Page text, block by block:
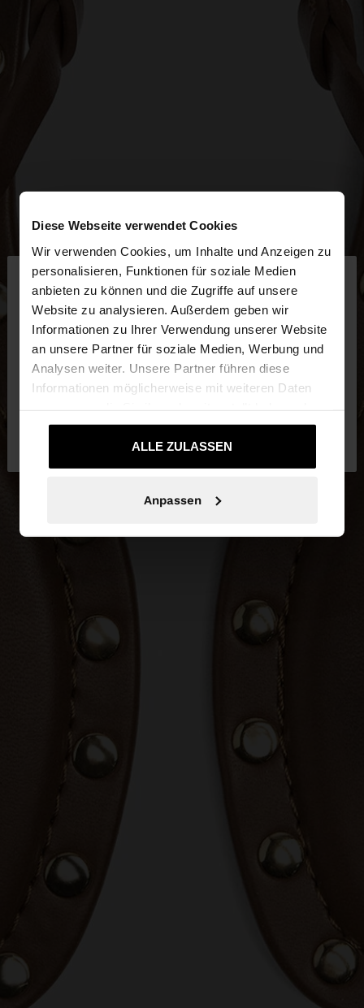
Diese Webseite verwendet Cookies
Wir verwenden Cookies, um Inhalte und Anzeigen zu
personalisieren, Funktionen für soziale Medien
anbieten zu können und die Zugriffe auf unsere
Website zu analysieren. Außerdem geben wir
Informationen zu Ihrer Verwendung unserer Website
an unsere Partner für soziale Medien, Werbung und
Analysen weiter. Unsere Partner führen diese
Informationen möglicherweise mit weiteren Daten
die sie im Rahmen Ihrer Nutzung der Dienste
gesammelt haben.ALLE ZULASSEN
Anpassen
hallo
Sie greifen von Austria auf die Website zu.
Möchten Sie unsere United States Website
Ja, bringen Sie mich zu
United States